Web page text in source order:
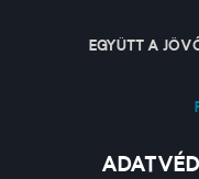
Együtt a